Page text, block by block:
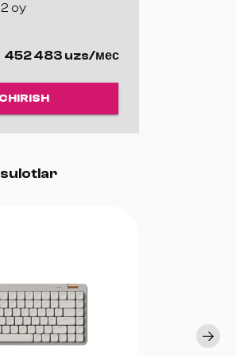
2 — ilg‘or funksiyalar Logitech G HUB
profillari 3 — ilg‘or funksiyalar
talab qiladi
oy
452 483 uzs/мес